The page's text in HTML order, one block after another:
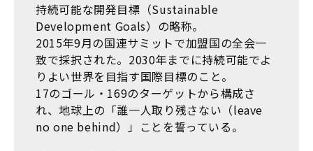
持続可能な開発目標（Sustainable
Development Goals）の略称。
2015年9月の国連サミットで加盟国の全会一
致で採択された。2030年までに持続可能でよ
りよい世界を目指す国際目標のこと。
17のゴール・169のターゲットから構成さ
れ、地球上の「誰一人取り残さない（leave
no one behind）」ことを誓っている。